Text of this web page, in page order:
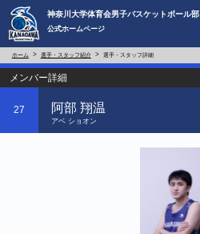
神奈川大学体育会男子バスケットボール部
公式ホームページ
ホーム 選手・スタッフ紹介 選手・スタッフ詳細
メンバー詳細
27 阿部 翔温
アベ ショオン